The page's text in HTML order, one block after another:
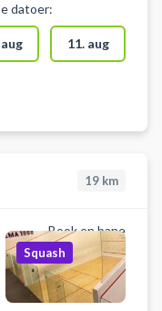
datoer:
11. aug
19 km
Book en bane
Squash